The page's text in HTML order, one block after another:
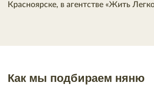
Красноярске, в агентстве «Жить
Как мы подбираем няню